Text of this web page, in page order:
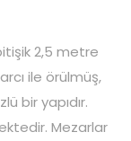
2,5 metre
ile örülmüş,
bir yapıdır.
Mezarlar